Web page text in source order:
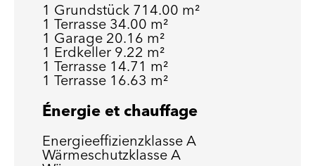
1 Grundstück 714.00 m²
1 Terrasse 34.00 m²
1 Garage 20.16 m²
1 Erdkeller 9.22 m²
1 Terrasse 14.71 m²
1 Terrasse 16.63 m²
Énergie et chauffage
Energieeffizienzklasse A
Wärmeschutzklasse A